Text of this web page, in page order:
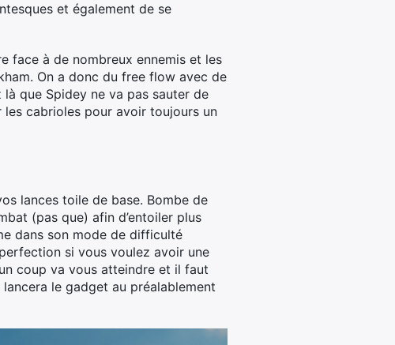
et également de se
face à de nombreux ennemis et les
On a donc du free flow avec de
que Spidey ne va pas sauter de
les cabrioles pour avoir toujours un
lances toile de base. Bombe de
(pas que) afin d’entoiler plus
dans son mode de difficulté
si vous voulez avoir une
coup va vous atteindre et il faut
le gadget au préalablement